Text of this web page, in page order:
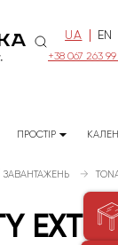
UA EN
+38 067 263 99
ПРОСТІР
ЗАВАНТАЖЕНЬ